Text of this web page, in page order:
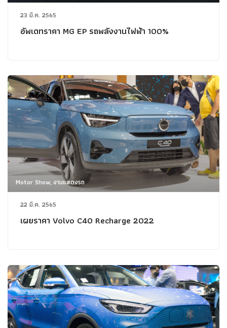
23 มี.ค. 2565
อัพเดทราคา MG EP รถพลังงานไฟฟ้า 100%
Motor Show, งานแสดงรถ
22 มี.ค. 2565
เผยราคา Volvo C40 Recharge 2022